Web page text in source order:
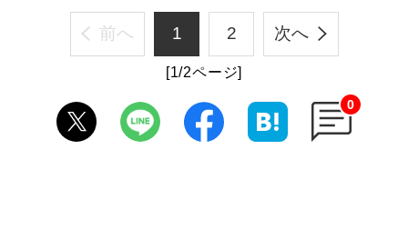
前へ 1 2 次へ
[1/2ページ]
0